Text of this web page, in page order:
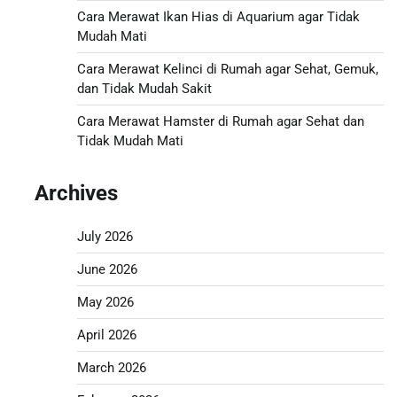
Cara Merawat Ikan Hias di Aquarium agar Tidak
Mudah Mati
Cara Merawat Kelinci di Rumah agar Sehat, Gemuk,
dan Tidak Mudah Sakit
Cara Merawat Hamster di Rumah agar Sehat dan
Tidak Mudah Mati
Archives
July 2026
June 2026
May 2026
April 2026
March 2026